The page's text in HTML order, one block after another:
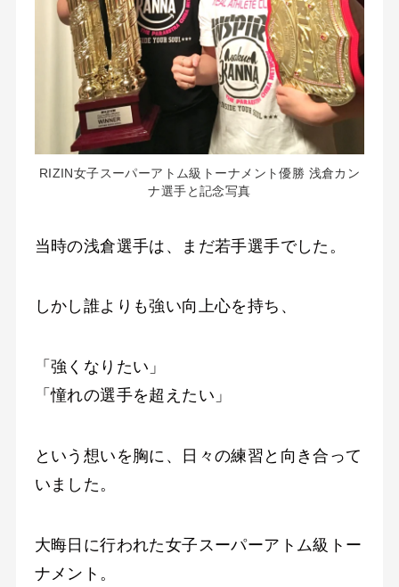
RIZIN女子スーパーアトム級トーナメント優勝 浅倉カン
ナ選手と記念写真
当時の浅倉選手は、まだ若手選手でした。
しかし誰よりも強い向上心を持ち、
「強くなりたい」
「憧れの選手を超えたい」
という想いを胸に、日々の練習と向き合って
いました。
大晦日に行われた女子スーパーアトム級トー
ナメント。